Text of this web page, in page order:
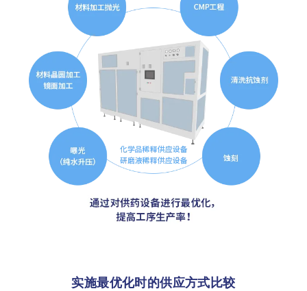
实施最优化时的供应方式比较